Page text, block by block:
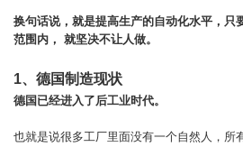
换句话说，就是提高生产的自动化水平，只
范围内， 就坚决不让人做。
1、德国制造现状
德国已经进入了后工业时代。
也就是说很多工厂里面没有一个自然人，所